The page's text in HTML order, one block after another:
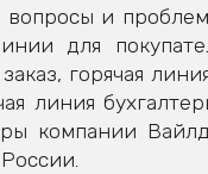
и
для
горячая
линия
компании